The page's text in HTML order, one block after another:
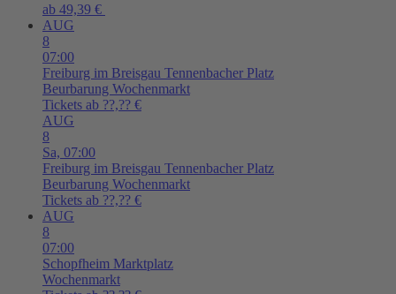
ab 49,39 €
AUG
8
07:00
Freiburg im Breisgau Tennenbacher Platz
Beurbarung Wochenmarkt
Tickets ab ??,?? €
AUG
8
Sa, 07:00
Freiburg im Breisgau Tennenbacher Platz
Beurbarung Wochenmarkt
Tickets ab ??,?? €
AUG
8
07:00
Schopfheim Marktplatz
Wochenmarkt